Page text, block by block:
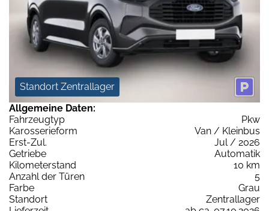
Standort Zentrallager
Allgemeine Daten:
Fahrzeugtyp
Pkw
Karosserieform
Van / Kleinbus
Erst-Zul.
Jul / 2026
Getriebe
Automatik
Kilometerstand
10 km
Anzahl der Türen
5
Farbe
Grau
Standort
Zentrallager